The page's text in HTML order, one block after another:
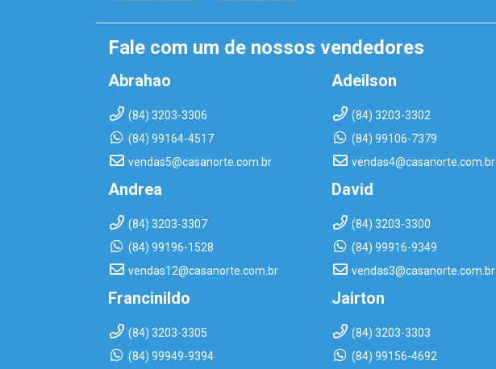
Fale com um de nossos vendedores
Abrahao
(84) 3203-3306
(84) 99164-4517
vendas5@casanorte.com.br
Adeilson
(84) 3203-3302
(84) 99106-7379
vendas4@casanorte.com.br
Andrea
(84) 3203-3307
(84) 99196-1528
vendas12@casanorte.com.br
David
(84) 3203-3300
(84) 99916-9349
vendas3@casanorte.com.br
Francinildo
(84) 3203-3305
(84) 99949-9394
Jairton
(84) 3203-3303
(84) 99156-4692